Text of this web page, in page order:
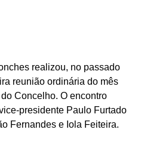
realizou, no passado
reunião ordinária do mês
Concelho. O encontro
presidente Paulo Furtado
Fernandes e Iola Feiteira.